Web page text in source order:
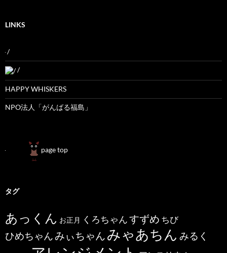
LINKS
/
/
HAPPY WHISKERS
NPO法人「がんばる福島」
page top
タグ
あっくん お正月 くろちゃんすずめ ちび
ひめちゃんみぃちゃん みゃあちん みるく